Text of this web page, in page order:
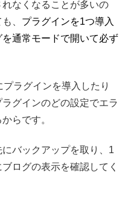
なくなることが多いの
、 プラグインを1つ導入
通常モードで開いて必ず
ラグインを導入したり
グインのどの設定でエラ
らです。
バックアップを取り、1
ログの表示を確認してく